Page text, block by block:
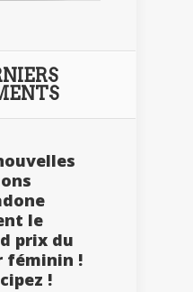
le
prix du
féminin !
!